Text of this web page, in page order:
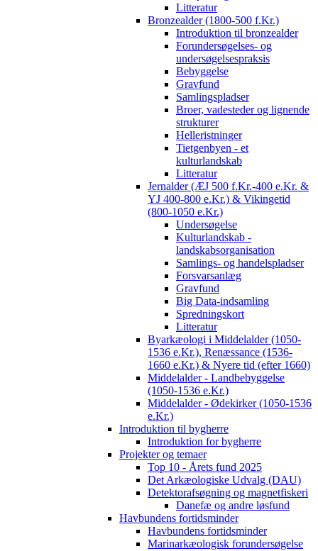
Litteratur
Bronzealder (1800-500 f.Kr.)
Introduktion til bronzealder
Forundersøgelses- og
undersøgelsespraksis
Bebyggelse
Gravfund
Samlingspladser
Broer, vadesteder og lignende
strukturer
Helleristninger
Tietgenbyen - et
kulturlandskab
Litteratur
Jernalder (ÆJ 500 f.Kr.-400 e.Kr. &
YJ 400-800 e.Kr.) & Vikingetid
(800-1050 e.Kr.)
Undersøgelse
Kulturlandskab -
landskabsorganisation
Samlings- og handelspladser
Forsvarsanlæg
Gravfund
Big Data-indsamling
Spredningskort
Litteratur
Byarkæologi i Middelalder (1050-
1536 e.Kr.), Renæssance (1536-
1660 e.Kr.) & Nyere tid (efter 1660)
Middelalder - Landbebyggelse
(1050-1536 e.Kr.)
Middelalder - Ødekirker (1050-1536
e.Kr.)
Introduktion til bygherre
Introduktion for bygherre
Projekter og temaer
Top 10 - Årets fund 2025
Det Arkæologiske Udvalg (DAU)
Detektorafsøgning og magnetfiskeri
Danefæ og andre løsfund
Havbundens fortidsminder
Havbundens fortidsminder
Marinarkæologisk forundersøgelse